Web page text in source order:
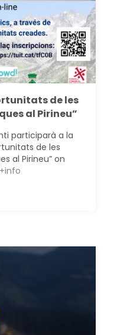
de les
al Pirineu”
participarà a la
de les
al Pirineu” on
+info